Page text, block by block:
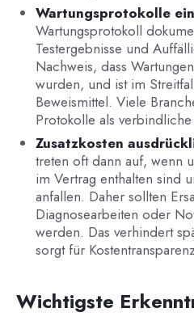
Wartungsprotokolle
Wartungsprotokoll
Testergebnisse und
Nachweis, dass
wurden, und ist im
Beweismittel. Viele
Protokolle als
Zusatzkosten
treten oft dann auf, wenn
im Vertrag enthalten sind
anfallen. Daher sollten
Diagnosearbeiten oder
werden. Das verhindert
sorgt für
Wichtigste